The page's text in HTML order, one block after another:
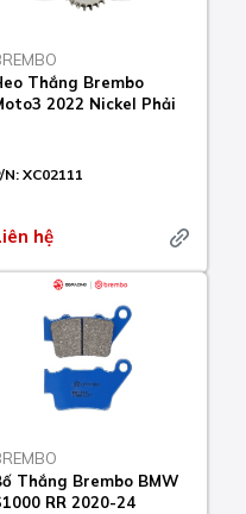
Thắng Brembo
2022 Nickel Phải
N: XC02111
hệ
Thắng Brembo BMW
RR 2020-24